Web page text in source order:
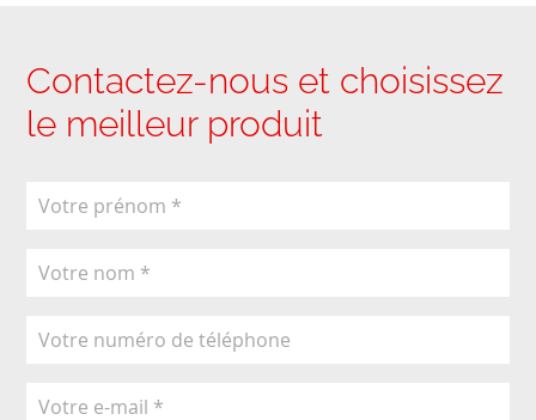
Contactez-nous et choisissez
le meilleur produit